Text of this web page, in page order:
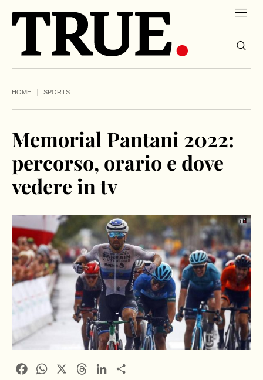
HOME SPORTS
Memorial Pantani 2022:
percorso, orario e dove
vedere in tv
FacebookWhatsApp ThreadsLinkedIn